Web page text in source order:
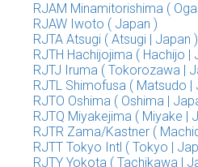
RJAM Minamitorishima (
RJAW Iwoto ( Japan )
RJTA Atsugi ( Atsugi | Japan )
RJTH Hachijojima ( Hachijo |
RJTJ Iruma ( Tokorozawa |
RJTL Shimofusa ( Matsudo |
RJTO Oshima ( Oshima |
RJTQ Miyakejima ( Miyake |
RJTR Zama/Kastner (
RJTT Tokyo Intl ( Tokyo |
RJTY Yokota ( Tachikawa |